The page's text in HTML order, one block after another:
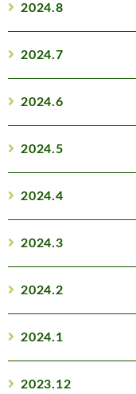
2024.8
2024.7
2024.6
2024.5
2024.4
2024.3
2024.2
2024.1
2023.12